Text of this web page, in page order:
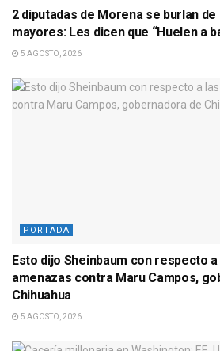
2 diputadas de Morena se burlan
mayores: Les dicen que “Huelen a
5 AGOSTO, 2026
PORTADA
Esto dijo Sheinbaum con respecto
amenazas contra Maru Campos,
Chihuahua
5 AGOSTO, 2026